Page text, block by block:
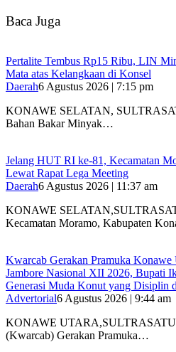
Baca Juga
‎Pertalite Tembus Rp15 Ribu, LIN
Mata atas Kelangkaan di Konsel
Daerah6 Agustus 2026 | 7:15 pm
‎KONAWE SELATAN,
Bahan Bakar Minyak…
‎Jelang HUT RI ke-81, Kecamatan
Lewat Rapat Lega Meeting
Daerah6 Agustus 2026 | 11:37 am
KONAWE
Kecamatan Moramo, Kabupaten
‎Kwarcab Gerakan Pramuka Konawe
Jambore Nasional XII 2026, Bupati
Generasi Muda Konut yang Disiplin
Advertorial6 Agustus 2026 | 9:44 am
KONAWE
(Kwarcab) Gerakan Pramuka…